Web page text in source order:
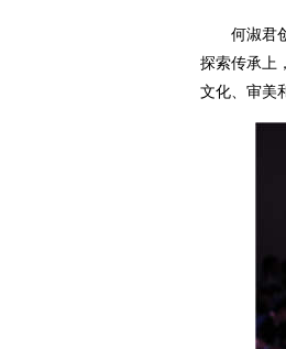
何淑君创
探索传承上
文化、审美